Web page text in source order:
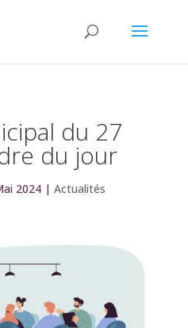
du 27
du jour
2024| Actualités